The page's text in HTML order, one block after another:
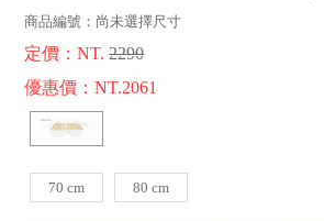
商品編號： 尚未選擇尺寸
定價：NT.2290
優惠價：NT.2061
70 cm 80 cm